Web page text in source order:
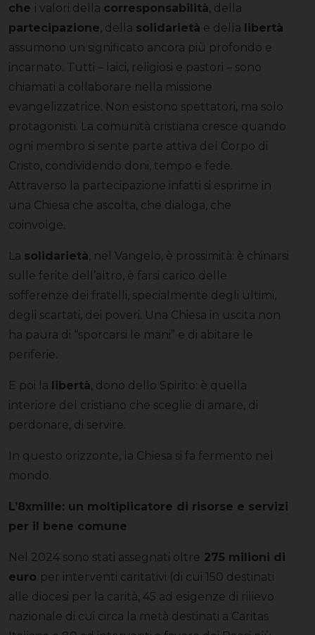
che i valori della corresponsabilità , della
partecipazione , della solidarietà e della libertà
assumono un significato ancora più profondo e
incarnato. Tutti – laici, religiosi e pastori – sono
chiamati a collaborare nella missione
evangelizzatrice. Non esistono spettatori, ma solo
protagonisti. La comunità cristiana cresce quando
ogni membro si sente parte attiva del Corpo di
Cristo, condividendo doni, tempo e fede.
Attraverso la partecipazione infatti si esprime in
una Chiesa che ascolta, che dialoga, che
coinvolge.
La solidarietà , nel Vangelo, è prossimità: è chinarsi
sulle ferite dell’altro, è farsi carico delle
sofferenze dei fratelli, specialmente degli ultimi,
degli scartati, dei poveri. Una Chiesa in uscita non
ha paura di “sporcarsi le mani” e di abitare le
periferie.
E poi la libertà , dono dello Spirito: è quella
interiore del cristiano che sceglie di amare, di
perdonare, di servire.
In questo orizzonte, la Chiesa si fa fermento nel
mondo.
L’8xmille: un moltiplicatore di risorse e servizi
per il bene comune
Nel 2024 sono stati assegnati oltre 275 milioni di
euro per interventi caritativi (di cui 150 destinati
alle diocesi per la carità, 45 ad esigenze di rilievo
nazionale di cui circa la metà destinati a Caritas